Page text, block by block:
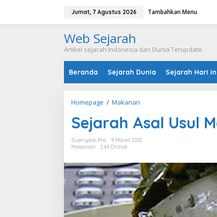
Jumat, 7 Agustus 2026 Tambahkan Menu
Web Sejarah
Artikel sejarah Indonesia dan Dunia Terupdate
Beranda Sejarah Dunia Sejarah Hari
Homepage / Makanan
j
a
r
A
s
a
l
U
Sejarah Asal Usul
Supriyadi Pro
9 Maret 2012
Makanan
244 Dilihat